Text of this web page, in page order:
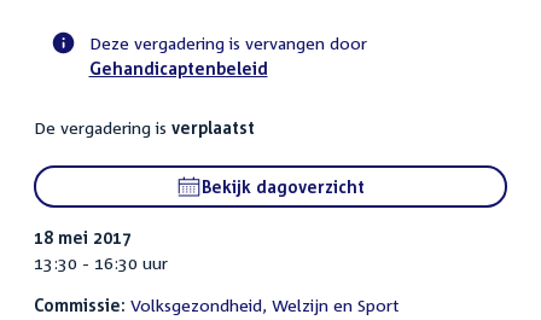
Voortgangsstatus
activiteit
Deze vergadering is vervangen door
Gehandicaptenbeleid
De vergadering is verplaatst
Bekijk dagoverzicht
18 mei 2017
13:30 - 16:30 uur
Commissie: Volksgezondheid, Welzijn en Sport